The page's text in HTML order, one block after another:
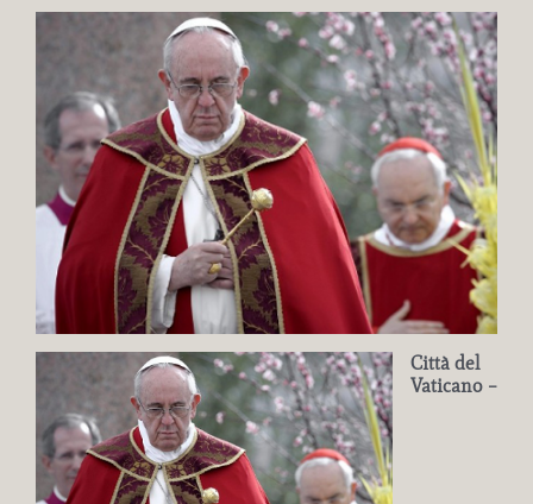
immagine
Città del
Vaticano –